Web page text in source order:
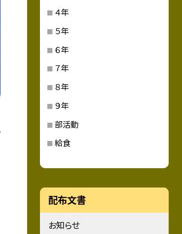
４年
５年
６年
７年
８年
９年
部活動
給食
配布文書
お知らせ